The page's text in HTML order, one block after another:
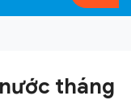
tháng